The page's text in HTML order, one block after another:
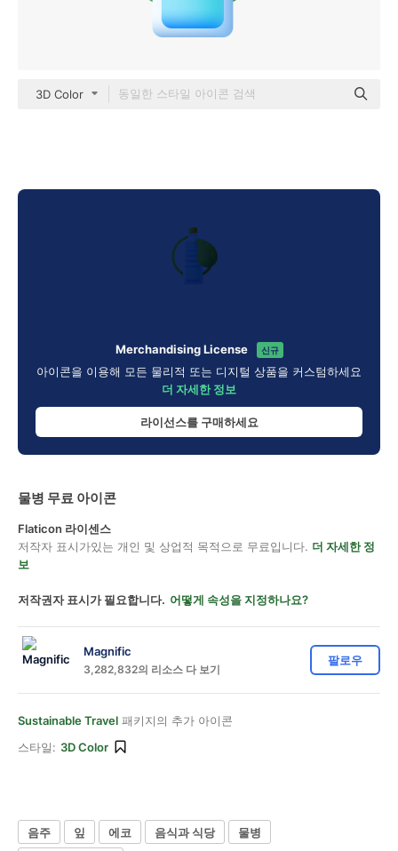
3D Color
Merchandising License 신규
아이콘을 이용해 모든 물리적 또는 디지털 상품을 커스텀하세요
더 자세한 정보
라이선스를 구매하세요
물병 무료 아이콘
Flaticon 라이센스
저작자 표시가있는 개인 및 상업적 목적으로 무료입니다. 더 자세한 정
보
저작권자 표시가 필요합니다. 어떻게 속성을 지정하나요?
Magnific
3,282,832의 리소스 다 보기
팔로우
Sustainable Travel 패키지의 추가 아이콘
스타일: 3D Color
음주 잎 에코 음식과 식당
물병